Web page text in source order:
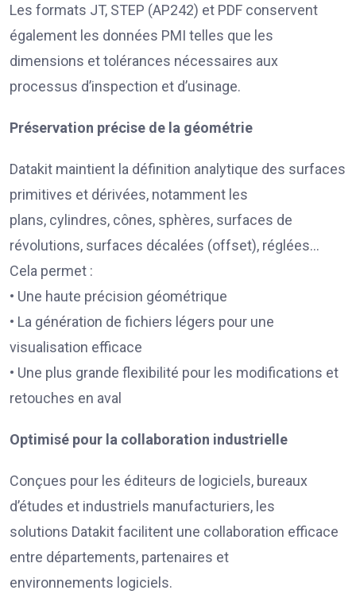
Les formats JT, STEP (AP242) et PDF conservent
également les données PMI telles que les
dimensions et tolérances nécessaires aux
processus d’inspection et d’usinage.
Préservation précise de la géométrie
Datakit maintient la définition analytique des surfaces
primitives et dérivées, notamment les
plans, cylindres, cônes, sphères, surfaces de
révolutions, surfaces décalées (offset), réglées…
Cela permet :
• Une haute précision géométrique
• La génération de fichiers légers pour une
visualisation efficace
• Une plus grande flexibilité pour les modifications et
retouches en aval
Optimisé pour la collaboration industrielle
Conçues pour les éditeurs de logiciels, bureaux
d’études et industriels manufacturiers, les
solutions Datakit facilitent une collaboration efficace
entre départements, partenaires et
environnements logiciels.